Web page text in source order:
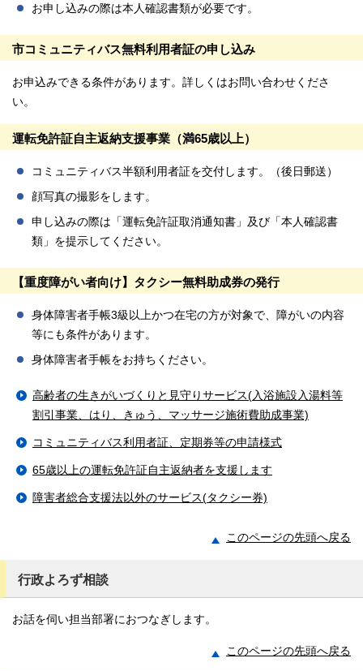
お申し込みの際は本人確認書類が必要です。
市コミュニティバス無料利用者証の申し込み
お申込みできる条件があります。詳しくはお問い合わせくださ
い。
運転免許証自主返納支援事業（満65歳以上）
コミュニティバス半額利用者証を交付します。（後日郵送）
顔写真の撮影をします。
申し込みの際は「運転免許証取消通知書」及び「本人確認書
類」を提示してください。
【重度障がい者向け】タクシー無料助成券の発行
身体障害者手帳3級以上かつ在宅の方が対象で、障がいの内容
等にも条件があります。
身体障害者手帳をお持ちください。
高齢者の生きがいづくりと見守りサービス(入浴施設入湯料等
割引事業、はり、きゅう、マッサージ施術費助成事業)
コミュニティバス利用者証、定期券等の申請様式
65歳以上の運転免許証自主返納者を支援します
障害者総合支援法以外のサービス(タクシー券)
このページの先頭へ戻る
行政よろず相談
お話を伺い担当部署におつなぎします。
このページの先頭へ戻る